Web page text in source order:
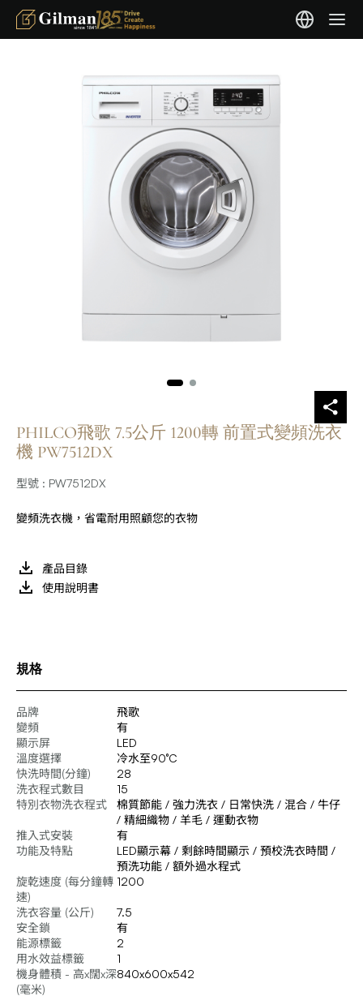
PHILCO飛歌 7.5公斤 1200轉 前置式變頻洗衣
機 PW7512DX
型號 : PW7512DX
變頻洗衣機，省電耐用照顧您的衣物
產品目錄
使用說明書
規格
品牌
飛歌
變頻
有
顯示屏
LED
溫度選擇
冷水至90°C
快洗時間(分鐘)
28
洗衣程式數目
15
特別衣物洗衣程式
棉質節能 / 強力洗衣 / 日常快洗 / 混合 / 牛仔
/ 精細織物 / 羊毛 / 運動衣物
推入式安裝
有
功能及特點
LED顯示幕 / 剩餘時間顯示 / 預校洗衣時間 /
預洗功能 / 額外過水程式
旋乾速度 (每分鐘轉
速)
1200
洗衣容量 (公斤)
7.5
安全鎖
有
能源標籤
2
用水效益標籤
1
機身體積 - 高x闊x深
(毫米)
840x600x542